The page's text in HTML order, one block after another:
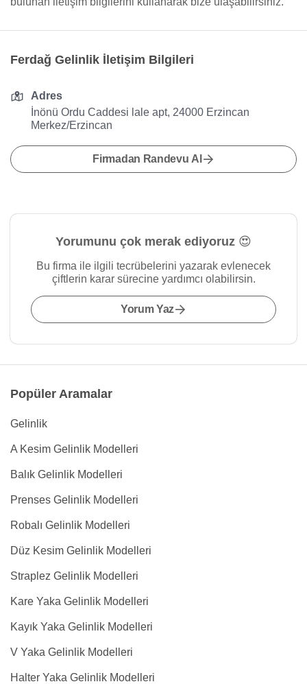
Ferdağ Gelinlik İletişim Bilgileri
Adres
İnönü Ordu Caddesi lale apt, 24000 Erzincan
Merkez/Erzincan
Firmadan Randevu Al
Yorumunu çok merak ediyoruz 😍
Bu firma ile ilgili tecrübelerini yazarak evlenecek
çiftlerin karar sürecine yardımcı olabilirsin.
Yorum Yaz
Popüler Aramalar
Gelinlik
A Kesim Gelinlik Modelleri
Balık Gelinlik Modelleri
Prenses Gelinlik Modelleri
Robalı Gelinlik Modelleri
Düz Kesim Gelinlik Modelleri
Straplez Gelinlik Modelleri
Kare Yaka Gelinlik Modelleri
Kayık Yaka Gelinlik Modelleri
V Yaka Gelinlik Modelleri
Halter Yaka Gelinlik Modelleri